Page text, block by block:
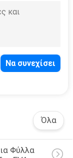
Όλα
Φύλλα